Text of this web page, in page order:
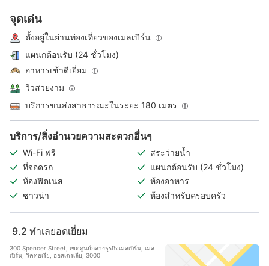
จุดเด่น
ตั้งอยู่ในย่านท่องเที่ยวของเมลเบิร์น
แผนกต้อนรับ (24 ชั่วโมง)
อาหารเช้าดีเยี่ยม
วิวสวยงาม
บริการขนส่งสาธารณะในระยะ 180 เมตร
บริการ/สิ่งอำนวยความสะดวกอื่นๆ
Wi-Fi ฟรี
สระว่ายน้ำ
ที่จอดรถ
แผนกต้อนรับ (24 ชั่วโมง)
ห้องฟิตเนส
ห้องอาหาร
ซาวน่า
ห้องสำหรับครอบครัว
9.2 ทำเลยอดเยี่ยม
300 Spencer Street, เขตศูนย์กลางธุรกิจเมลเบิร์น, เมล
เบิร์น, วิคทอเรีย, ออสเตรเลีย, 3000